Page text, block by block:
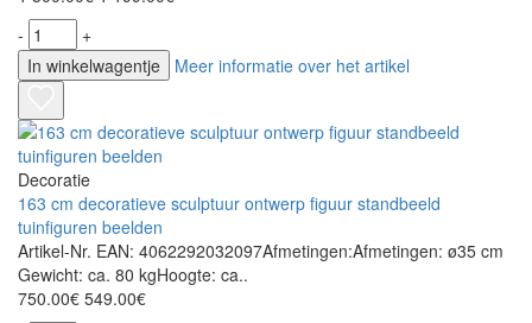
-
+
In winkelwagentje
Meer informatie over het artikel
Decoratie
163 cm decoratieve sculptuur ontwerp figuur standbeeld
tuinfiguren beelden
Artikel-Nr. EAN: 4062292032097Afmetingen:Afmetingen: ø35 cm
Gewicht: ca. 80 kgHoogte: ca..
750.00€ 549.00€